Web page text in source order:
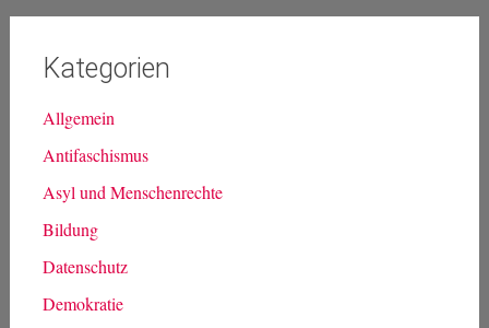
Kategorien
Allgemein
Antifaschismus
Asyl und Menschenrechte
Bildung
Datenschutz
Demokratie